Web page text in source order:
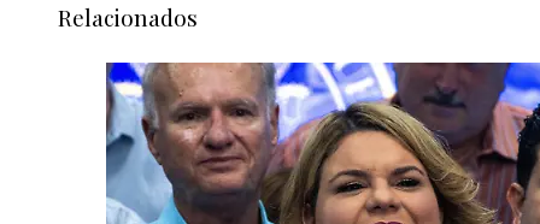
Relacionados